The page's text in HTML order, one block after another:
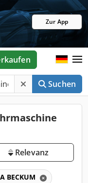
Zur App
Suchen
Relevanz
BECKUM